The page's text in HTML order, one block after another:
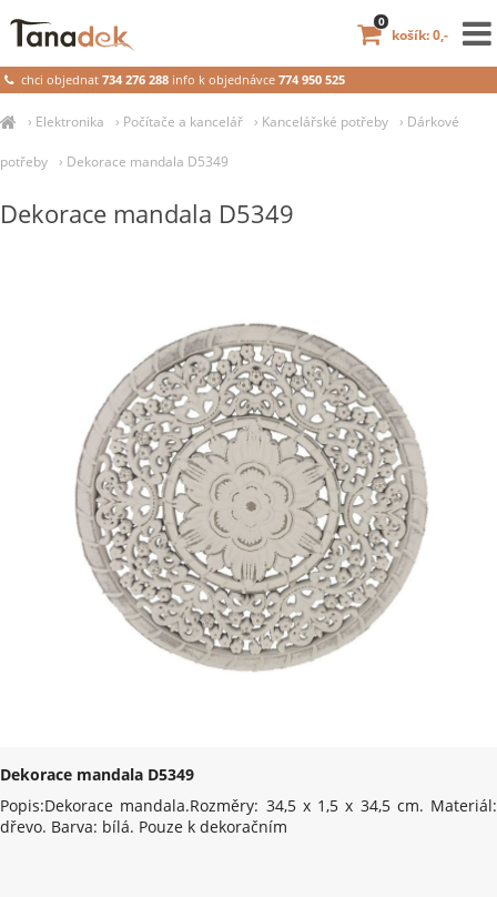
› Elektronika › Počítače a kancelář › Kancelářské potřeby › Dárkové
potřeby › Dekorace mandala D5349
Dekorace mandala D5349
Dekorace mandala D5349
Popis:Dekorace mandala.Rozměry: 34,5 x 1,5 x 34,5 cm. Materiál:
dřevo. Barva: bílá. Pouze k dekoračním
chci objednat734 276 288 info k objednávce 774 950 525
košík: 0,-
0